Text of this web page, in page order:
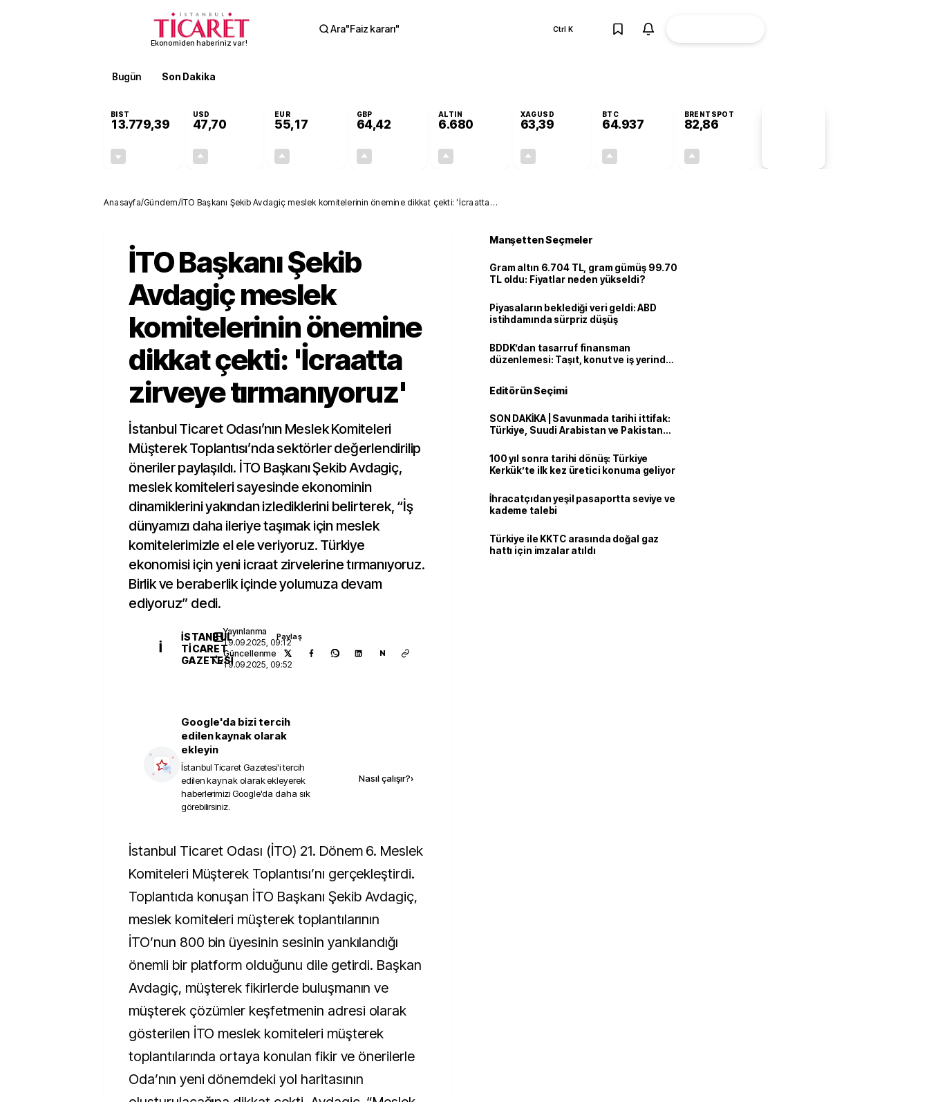
Ekonomiden haberiniz var!
Ara"Faiz kararı" Ctrl K
Bugün Son Dakika
BIST
13.779,39
USD
47,70
EUR
55,17
GBP
64,42
ALTIN
6.680
XAGUSD
63,39
BTC
64.937
BRENTSPOT
82,86
Anasayfa/Gündem/İTO Başkanı Şekib Avdagiç meslek komitelerinin önemine dikkat çekti: 'İcraatta
İTO Başkanı Şekib
Avdagiç meslek
komitelerinin önemine
dikkat çekti: 'İcraatta
zirveye tırmanıyoruz'
İstanbul Ticaret Odası’nın Meslek Komiteleri
Müşterek Toplantısı’nda sektörler değerlendirilip
öneriler paylaşıldı. İTO Başkanı Şekib Avdagiç,
meslek komiteleri sayesinde ekonominin
dinamiklerini yakından izlediklerini belirterek, “İş
dünyamızı daha ileriye taşımak için meslek
komitelerimizle el ele veriyoruz. Türkiye
ekonomisi için yeni icraat zirvelerine tırmanıyoruz.
Birlik ve beraberlik içinde yolumuza devam
ediyoruz” dedi.
İ
İSTANBUL
TICARET
GAZETESI
Yayınlanma
19.09.2025, 09:12
Güncellenme
19.09.2025, 09:52
Paylaş
N
Google'da bizi tercih
edilen kaynak olarak
ekleyin
İstanbul Ticaret Gazetesi'i tercih
edilen kaynak olarak ekleyerek
haberlerimizi Google'da daha sık
görebilirsiniz.
Nasıl çalışır?›
İstanbul Ticaret Odası (İTO) 21. Dönem 6. Meslek
Komiteleri Müşterek Toplantısı’nı gerçekleştirdi.
Toplantıda konuşan İTO Başkanı Şekib Avdagiç,
meslek komiteleri müşterek toplantılarının
İTO’nun 800 bin üyesinin sesinin yankılandığı
önemli bir platform olduğunu dile getirdi. Başkan
Avdagiç, müşterek fikirlerde buluşmanın ve
müşterek çözümler keşfetmenin adresi olarak
gösterilen İTO meslek komiteleri müşterek
toplantılarında ortaya konulan fikir ve önerilerle
Oda’nın yeni dönemdeki yol haritasının
Manşetten Seçmeler
Gram altın 6.704 TL, gram gümüş 99.70
TL oldu: Fiyatlar neden yükseldi?
Piyasaların beklediği veri geldi: ABD
istihdamında sürpriz düşüş
BDDK’dan tasarruf finansman
düzenlemesi: Taşıt, konut ve iş yerinde
Editörün Seçimi
SON DAKİKA | Savunmada tarihi ittifak:
Türkiye, Suudi Arabistan ve Pakistan
100 yıl sonra tarihi dönüş: Türkiye
Kerkük’te ilk kez üretici konuma geliyor
İhracatçıdan yeşil pasaportta seviye ve
kademe talebi
Türkiye ile KKTC arasında doğal gaz
hattı için imzalar atıldı